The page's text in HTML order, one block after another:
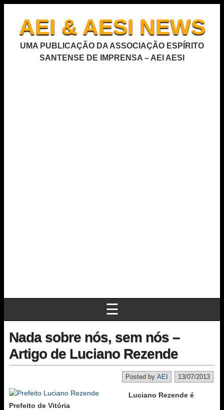
AEI & AESI NEWS
UMA PUBLICAÇÃO DA ASSOCIAÇÃO ESPÍRITO
SANTENSE DE IMPRENSA – AEI AESI
☰
Nada sobre nós, sem nós –
Artigo de Luciano Rezende
13/07/2013
Posted by AEI
Luciano Rezende é
Prefeito de Vitória